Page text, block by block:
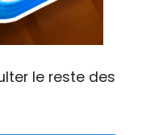
le reste des